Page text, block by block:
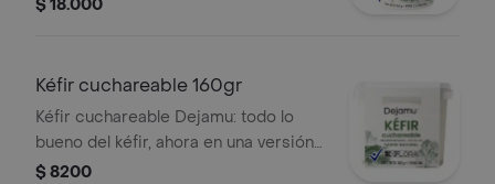
$ 18.000
Kéfir cuchareable 160gr
Kéfir cuchareable Dejamu: todo lo
bueno del kéfir, ahora en una versión
perfecta para combinarlo con frutas,
$ 8200